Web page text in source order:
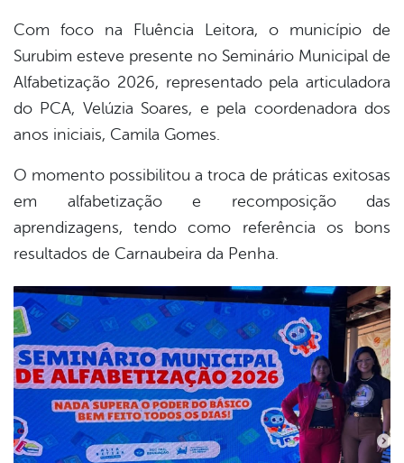
Com foco na Fluência Leitora, o município de
Surubim esteve presente no Seminário Municipal de
Alfabetização 2026, representado pela articuladora
do PCA, Velúzia Soares, e pela coordenadora dos
anos iniciais, Camila Gomes.
O momento possibilitou a troca de práticas exitosas
em alfabetização e recomposição das
aprendizagens, tendo como referência os bons
resultados de Carnaubeira da Penha.